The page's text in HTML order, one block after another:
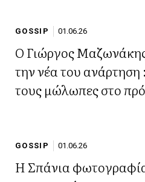
GOSSIP 01.06.26
Ο Γιώργος
την νέα του
τους μώλωπες στο
GOSSIP 01.06.26
Η Σπάνια